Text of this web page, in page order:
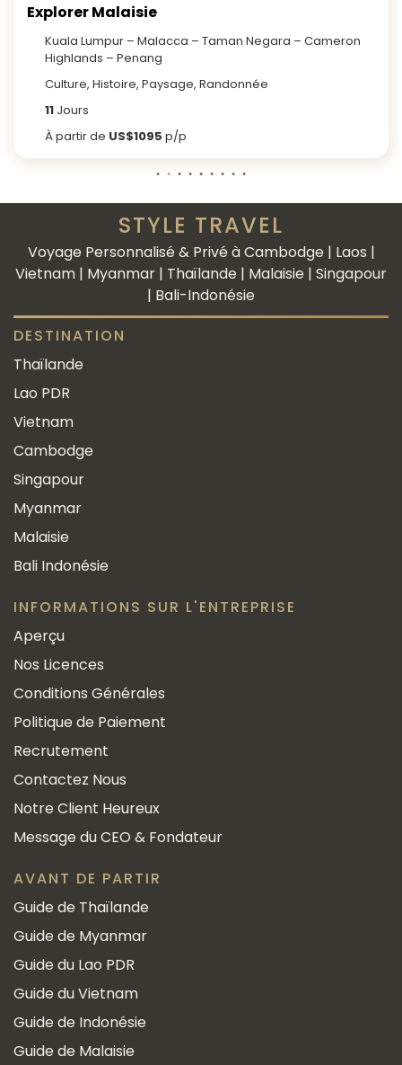
Explorer Malaisie
Kuala Lumpur – Malacca – Taman Negara – Cameron
Highlands – Penang
Culture, Histoire, Paysage, Randonnée
11 Jours
À partir de US$1095 p/p
STYLE TRAVEL
Voyage Personnalisé & Privé à Cambodge | Laos |
Vietnam | Myanmar | Thaïlande | Malaisie | Singapour
| Bali-Indonésie
DESTINATION
Thaïlande
Lao PDR
Vietnam
Cambodge
Singapour
Myanmar
Malaisie
Bali Indonésie
INFORMATIONS SUR L'ENTREPRISE
Aperçu
Nos Licences
Conditions Générales
Politique de Paiement
Recrutement
Contactez Nous
Notre Client Heureux
Message du CEO & Fondateur
AVANT DE PARTIR
Guide de Thaïlande
Guide de Myanmar
Guide du Lao PDR
Guide du Vietnam
Guide de Indonésie
Guide de Malaisie